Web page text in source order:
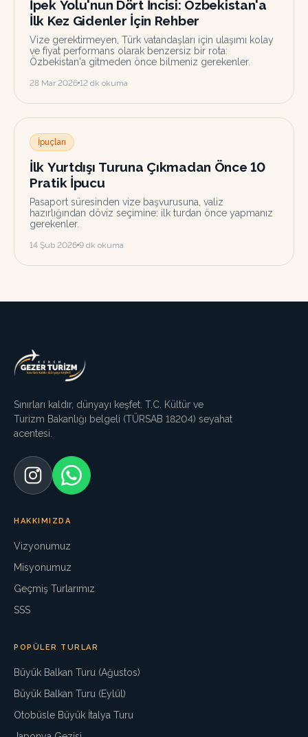
İpek Yolu'nun Dört İncisi: Özbekistan'a
İlk Kez Gidenler İçin Rehber
Vize gerektirmeyen, Türk vatandaşları için ulaşımı kolay
ve fiyat performans olarak benzersiz bir rota:
Özbekistan'a gitmeden önce bilmeniz gerekenler.
28 Mar 2026 12 dk okuma
İpuçları
İlk Yurtdışı Turuna Çıkmadan Önce 10
Pratik İpucu
Pasaport süresinden vize başvurusuna, valiz
hazırlığından döviz seçimine: ilk turdan önce yapmanız
gerekenler.
14 Şub 2026 9 dk okuma
Sınırları kaldır, dünyayı keşfet. T.C. Kültür ve
Turizm Bakanlığı belgeli (TÜRSAB 18204) seyahat
acentesi.
HAKKIMIZDA
Vizyonumuz
Misyonumuz
Geçmiş Turlarımız
SSS
POPÜLER TURLAR
Büyük Balkan Turu (Ağustos)
Büyük Balkan Turu (Eylül)
Otobüsle Büyük İtalya Turu